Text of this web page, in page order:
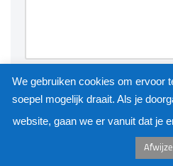
KUNSTKAST
| Mogelijk
We gebruiken cookies om ervoor
soepel mogelijk draait. Als je
website, gaan we er vanuit dat je